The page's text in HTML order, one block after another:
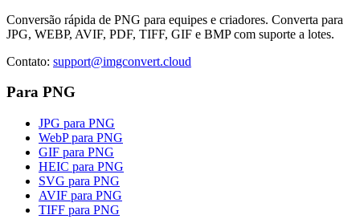
Conversão rápida de PNG para equipes e criadores. Converta para
JPG, WEBP, AVIF, PDF, TIFF, GIF e BMP com suporte a lotes.
Contato: support@imgconvert.cloud
Para PNG
JPG para PNG
WebP para PNG
GIF para PNG
HEIC para PNG
SVG para PNG
AVIF para PNG
TIFF para PNG